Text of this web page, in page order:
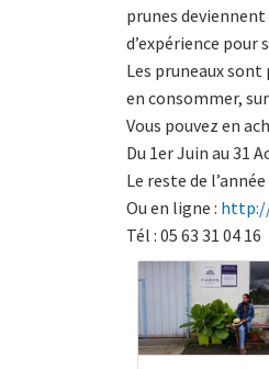
prunes deviennent
d’expérience
Les pruneaux
en consommer,
Vous pouvez en
Du 1er Juin au 31
Le reste de
Ou en ligne :
Tél : 05 63 31 04 16